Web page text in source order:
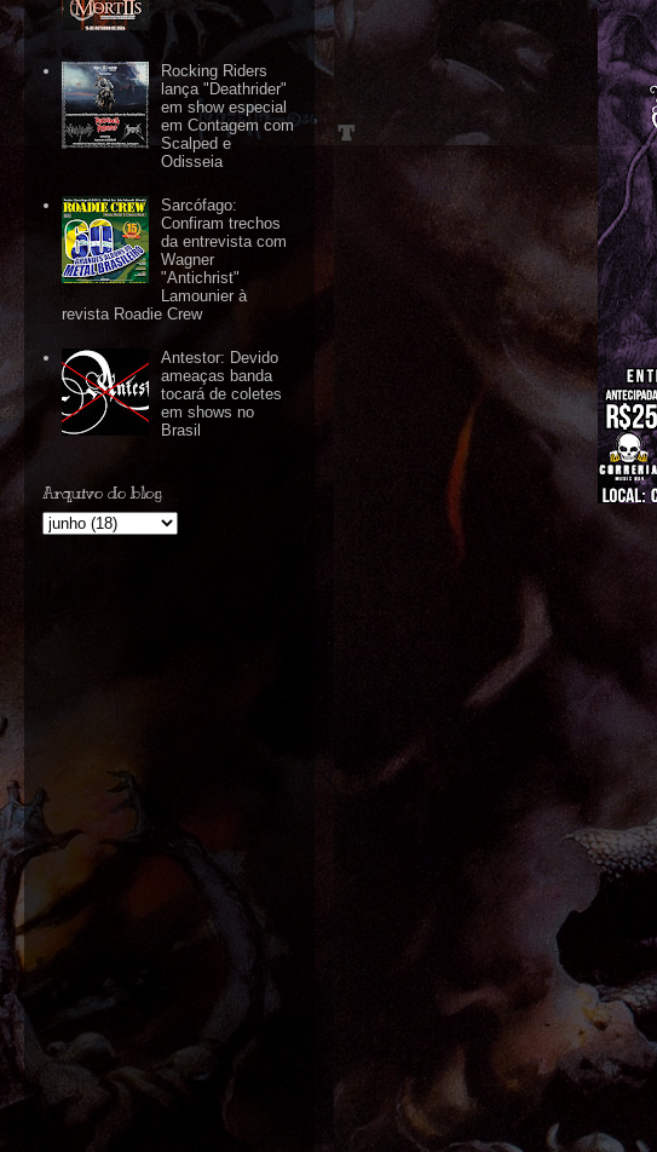
Rocking Riders
lança "Deathrider"
em show especial
em Contagem com
Scalped e
Odisseia
Sarcófago:
Confiram trechos
da entrevista com
Wagner
"Antichrist"
Lamounier à
revista Roadie Crew
Antestor: Devido
ameaças banda
tocará de coletes
em shows no
Brasil
Arquivo do blog